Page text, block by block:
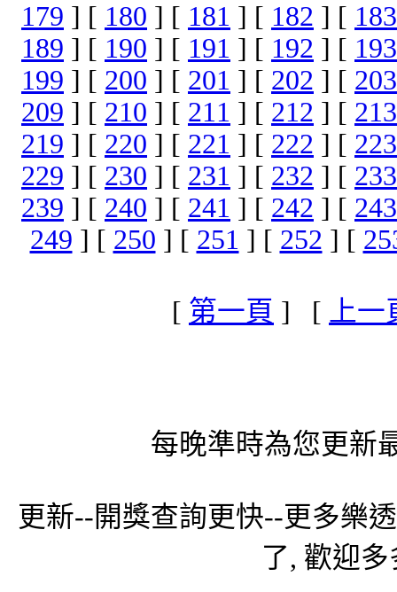
179 ] [ 180 ] [ 181 ] [ 182 ] [ 183
189 ] [ 190 ] [ 191 ] [ 192 ] [ 193
199 ] [ 200 ] [ 201 ] [ 202 ] [ 203
209 ] [ 210 ] [ 211 ] [ 212 ] [ 213
219 ] [ 220 ] [ 221 ] [ 222 ] [ 223
229 ] [ 230 ] [ 231 ] [ 232 ] [ 233
239 ] [ 240 ] [ 241 ] [ 242 ] [ 243
249 ] [ 250 ] [ 251 ] [ 252 ] [
[ 第一頁 ] [ 上一
每晚準時為您更新
更新--開獎查詢更快--更多樂
了, 歡迎